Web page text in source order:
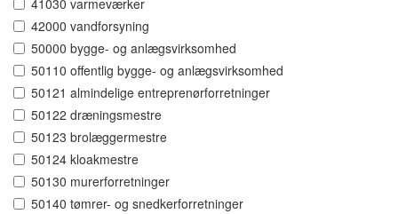
41030 varmeværker
42000 vandforsyning
50000 bygge- og anlægsvirksomhed
50110 offentlig bygge- og anlægsvirksomhed
50121 almindelige entreprenørforretninger
50122 dræningsmestre
50123 brolæggermestre
50124 kloakmestre
50130 murerforretninger
50140 tømrer- og snedkerforretninger